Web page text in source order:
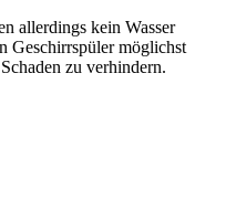
allerdings kein Wasser
Geschirrspüler möglichst
zu verhindern.